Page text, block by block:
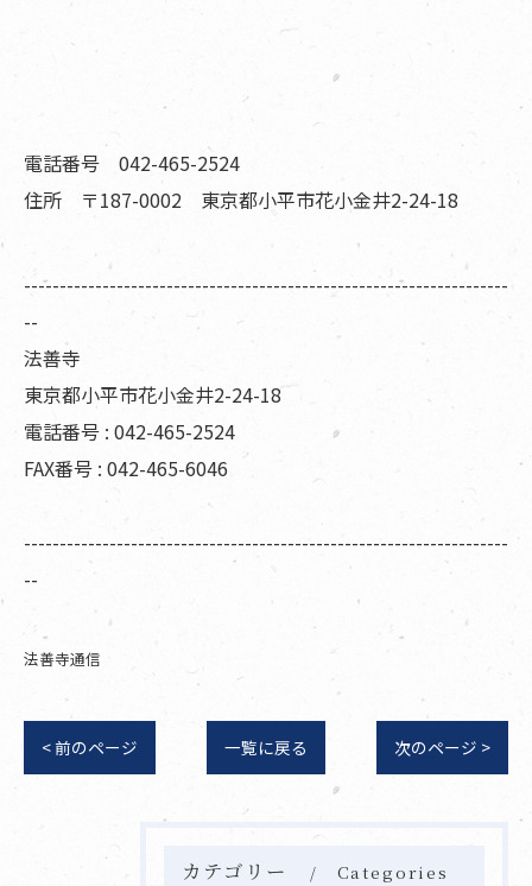
電話番号 042-465-2524
住所 〒187-0002 東京都小平市花小金井2-24-18
--------------------------------------------------------------------
--
法善寺
東京都小平市花小金井2-24-18
電話番号 : 042-465-2524
FAX番号 : 042-465-6046
--------------------------------------------------------------------
--
法善寺通信
< 前のページ 一覧に戻る 次のページ >
カテゴリー Categories